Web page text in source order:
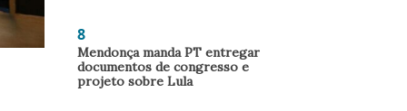
8
Mendonça manda PT entregar
documentos de congresso e
projeto sobre Lula